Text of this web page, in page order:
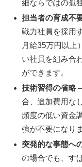
細ならではの孤
担当者の育成不
戦力社員を採用
月給35万円以上
い社員を組み合
ができます。
技術習得の省略–
合、追加費用な
頻度の低い資金
強が不要になり
突発的な事態へ
の場合でも、す